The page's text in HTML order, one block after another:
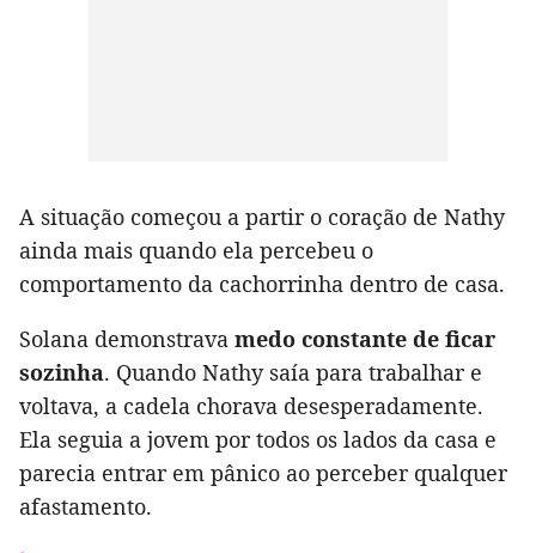
A situação começou a partir o coração de Nathy
ainda mais quando ela percebeu o
comportamento da cachorrinha dentro de casa.
Solana demonstrava medo constante de ficar
sozinha. Quando Nathy saía para trabalhar e
voltava, a cadela chorava desesperadamente.
Ela seguia a jovem por todos os lados da casa e
parecia entrar em pânico ao perceber qualquer
afastamento.